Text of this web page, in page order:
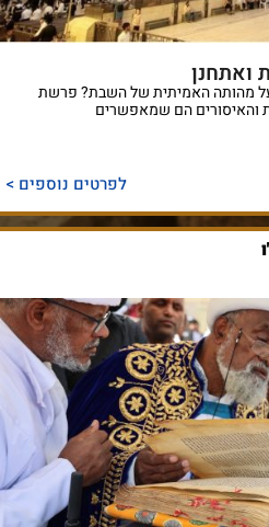
ואתחנן
על מהותה האמיתית של השבת? פרשת
והאיסורים הם שמאפשרים
לפרטים נוספים >